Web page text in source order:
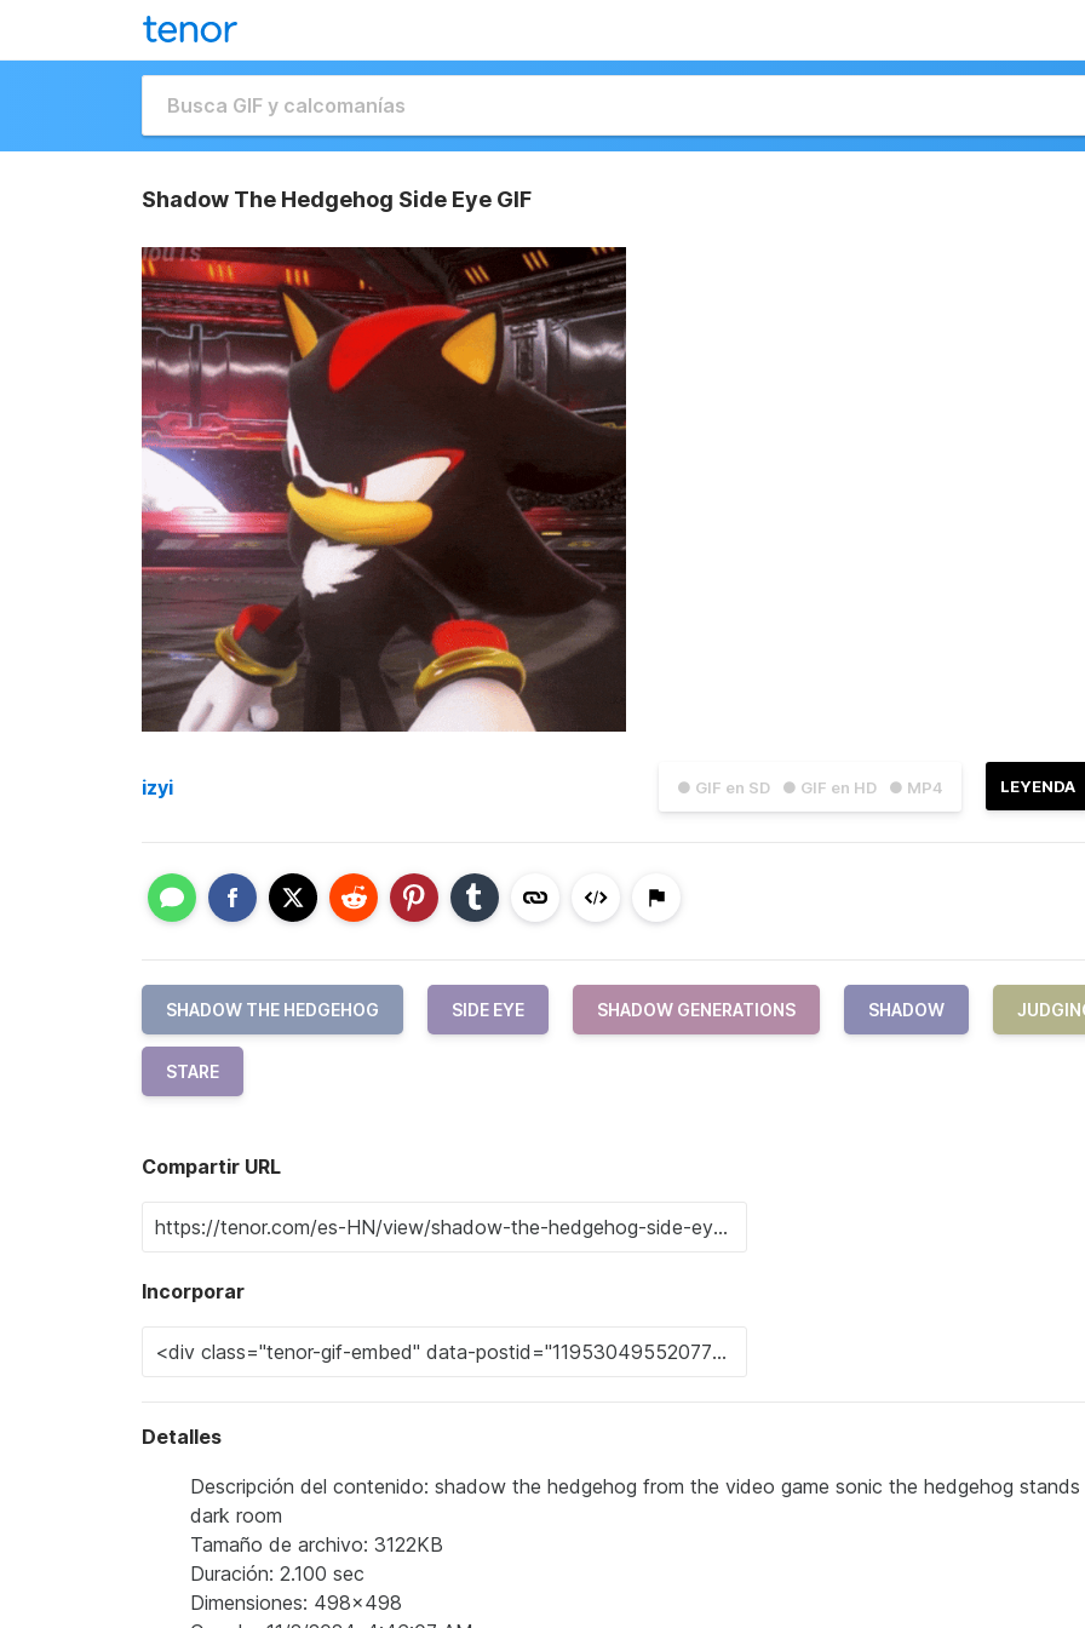
Shadow The Hedgehog Side Eye GIF
● GIF en SD ● GIF en HD ● MP4 LEYENDA
izyi
SHADOW THE HEDGEHOG SIDE EYE SHADOW GENERATIONS SHADOW
STARE
Compartir URL
Incorporar
Detalles
Descripción del contenido: shadow the hedgehog from the video game sonic the hedgehog stands
dark room
Tamaño de archivo: 3122KB
Duración: 2.100 sec
Dimensiones: 498x498